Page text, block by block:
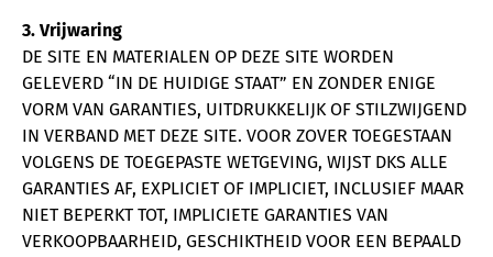
3. Vrijwaring
DE SITE EN MATERIALEN OP DEZE SITE WORDEN
GELEVERD “IN DE HUIDIGE STAAT” EN ZONDER ENIGE
VORM VAN GARANTIES, UITDRUKKELIJK OF STILZWIJGEND
IN VERBAND MET DEZE SITE. VOOR ZOVER TOEGESTAAN
VOLGENS DE TOEGEPASTE WETGEVING, WIJST DKS ALLE
GARANTIES AF, EXPLICIET OF IMPLICIET, INCLUSIEF MAAR
NIET BEPERKT TOT, IMPLICIETE GARANTIES VAN
VERKOOPBAARHEID, GESCHIKTHEID VOOR EEN BEPAALD